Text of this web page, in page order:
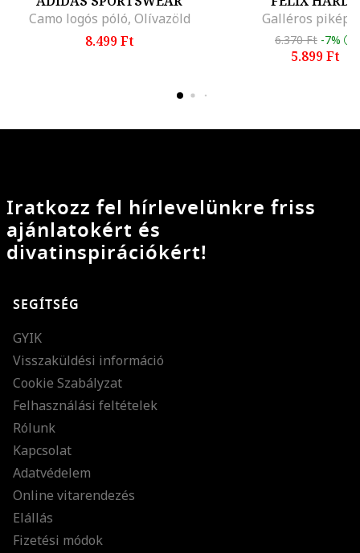
Camo logós póló, Olívazöld
8.499 Ft
Galléros
6.370 Ft -7%
5.899 Ft
Iratkozz fel hírlevelünkre friss
ajánlatokért és
divatinspirációkért!
SEGÍTSÉG
GYIK
Visszaküldési információ
Cookie Szabályzat
Felhasználási feltételek
Rólunk
Kapcsolat
Adatvédelem
Online vitarendezés
Elállás
Fizetési módok